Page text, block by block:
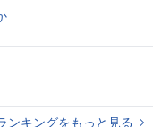
ンキングをもっと見る